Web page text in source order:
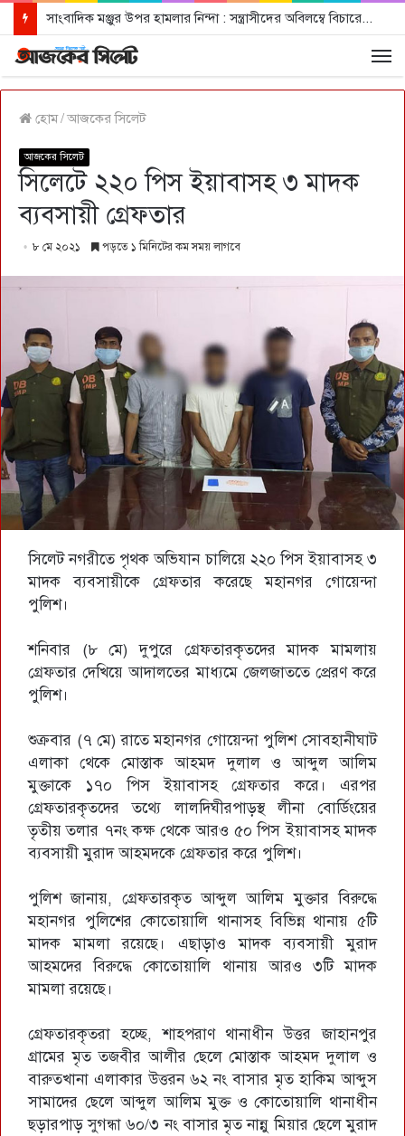
সাংবাদিক মঞ্জুর উপর হামলার নিন্দা : সন্ত্রাসীদের অবিলম্বে বিচারের আওতায় আনার দাবী
হোম/আজকের সিলেট
আজকের সিলেট
সিলেটে ২২০ পিস ইয়াবাসহ ৩ মাদক
ব্যবসায়ী গ্রেফতার
৮ মে ২০২১ পড়তে ১ মিনিটের কম সময় লাগবে
সিলেট নগরীতে পৃথক অভিযান চালিয়ে ২২০ পিস ইয়াবাসহ ৩
মাদক ব্যবসায়ীকে গ্রেফতার করেছে মহানগর গোয়েন্দা
পুলিশ।
শনিবার (৮ মে) দুপুরে গ্রেফতারকৃতদের মাদক মামলায়
গ্রেফতার দেখিয়ে আদালতের মাধ্যমে জেলজাততে প্রেরণ করে
পুলিশ।
শুক্রবার (৭ মে) রাতে মহানগর গোয়েন্দা পুলিশ সোবহানীঘাট
এলাকা থেকে মোস্তাক আহমদ দুলাল ও আব্দুল আলিম
মুক্তাকে ১৭০ পিস ইয়াবাসহ গ্রেফতার করে। এরপর
গ্রেফতারকৃতদের তথ্যে লালদিঘীরপাড়স্থ লীনা বোর্ডিংয়ের
তৃতীয় তলার ৭নং কক্ষ থেকে আরও ৫০ পিস ইয়াবাসহ মাদক
ব্যবসায়ী মুরাদ আহমদকে গ্রেফতার করে পুলিশ।
পুলিশ জানায়, গ্রেফতারকৃত আব্দুল আলিম মুক্তার বিরুদ্ধে
মহানগর পুলিশের কোতোয়ালি থানাসহ বিভিন্ন থানায় ৫টি
মাদক মামলা রয়েছে। এছাড়াও মাদক ব্যবসায়ী মুরাদ
আহমদের বিরুদ্ধে কোতোয়ালি থানায় আরও ৩টি মাদক
মামলা রয়েছে।
গ্রেফতারকৃতরা হচ্ছে, শাহপরাণ থানাধীন উত্তর জাহানপুর
গ্রামের মৃত তজবীর আলীর ছেলে মোস্তাক আহমদ দুলাল ও
বারুতখানা এলাকার উত্তরন ৬২ নং বাসার মৃত হাকিম আব্দুস
সামাদের ছেলে আব্দুল আলিম মুক্ত ও কোতোয়ালি থানাধীন
ছড়ারপাড় সুগন্ধা ৬০/৩ নং বাসার মৃত নান্নু মিয়ার ছেলে মুরাদ